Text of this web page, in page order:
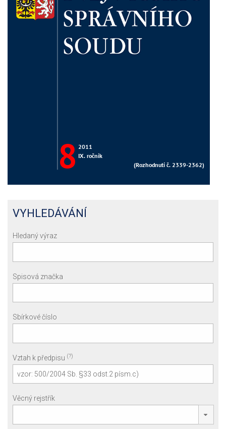
VYHLEDÁVÁNÍ
Hledaný výraz
Spisová značka
Sbírkové číslo
Vztah k předpisu (?)
Věcný rejstřík